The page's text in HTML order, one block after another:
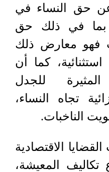
حق النساء في
بما في ذلك حق
فهو معارض ذلك
كما أن
للجدل
تجاه النساء،
الناخبات.
الاقتصادية
تكاليف المعيشة،